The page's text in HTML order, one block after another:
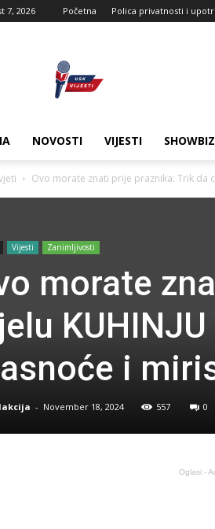
7, 2026 Početna Polica privatnosti i
NOVOSTI VIJESTI
Ovo morate znati prije praznika: Trik da
Vijesti Zanimljivosti
morate
i
- November 18, 2024 557 0
Oglasi -